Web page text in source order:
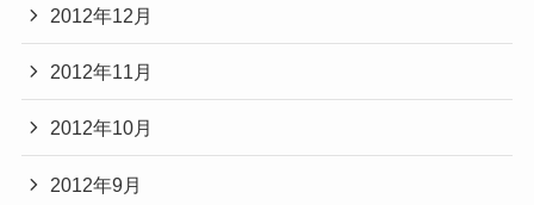
2012年12月
2012年11月
2012年10月
2012年9月